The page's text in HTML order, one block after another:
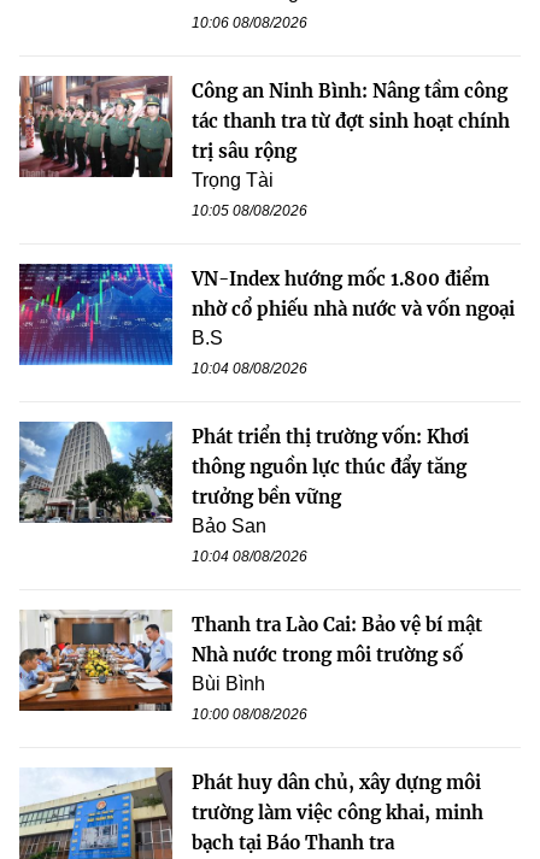
10:06 08/08/2026
Công an Ninh Bình: Nâng tầm công
tác thanh tra từ đợt sinh hoạt chính
trị sâu rộng
Trọng Tài
10:05 08/08/2026
VN-Index hướng mốc 1.800 điểm
nhờ cổ phiếu nhà nước và vốn ngoại
B.S
10:04 08/08/2026
Phát triển thị trường vốn: Khơi
thông nguồn lực thúc đẩy tăng
trưởng bền vững
Bảo San
10:04 08/08/2026
Thanh tra Lào Cai: Bảo vệ bí mật
Nhà nước trong môi trường số
Bùi Bình
10:00 08/08/2026
Phát huy dân chủ, xây dựng môi
trường làm việc công khai, minh
bạch tại Báo Thanh tra